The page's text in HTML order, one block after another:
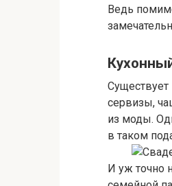
Ведь
сервизы,
из моды.
в таком
И уж точно